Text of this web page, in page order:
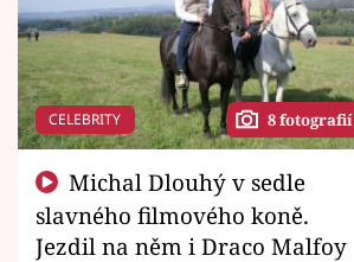
CELEBRITY 8 fotografií
slavného filmového koně.
Jezdil na něm i Draco Malfoy